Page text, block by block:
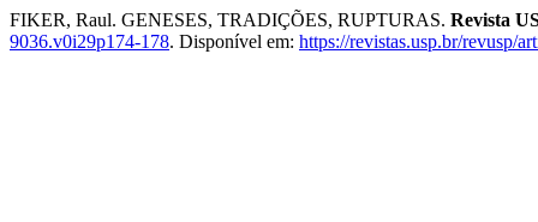
FIKER, Raul. GENESES, TRADIÇÕES, RUPTURAS. Revista
9036.v0i29p174-178. Disponível em: https://revistas.usp.br/revusp/